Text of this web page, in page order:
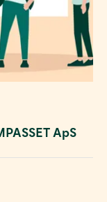
ApS